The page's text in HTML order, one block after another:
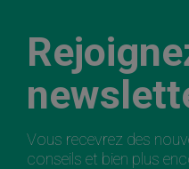
Vous recevrez des
conseils et bien plus